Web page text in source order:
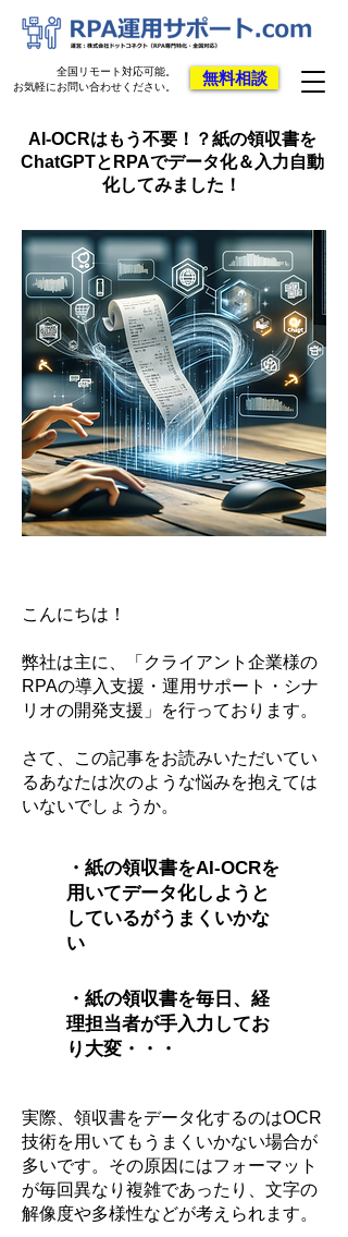
無料相談
全国リモート対応可能。
お気軽にお問い合わせください。
AI-OCRはもう不要！？紙の領収書を
ChatGPTとRPAでデータ化＆入力自動
化してみました！
こんにちは！
弊社は主に、「クライアント企業様の
RPAの導入支援・運用サポート・シナ
リオの開発支援」を行っております。
さて、この記事をお読みいただいてい
るあなたは次のような悩みを抱えては
いないでしょうか。
・紙の領収書をAI-OCRを
用いてデータ化しようと
しているがうまくいかな
い
・紙の領収書を毎日、経
理担当者が手入力してお
り大変・・・
実際、領収書をデータ化するのはOCR
技術を用いてもうまくいかない場合が
多いです。その原因にはフォーマット
が毎回異なり複雑であったり、文字の
解像度や多様性などが考えられます。